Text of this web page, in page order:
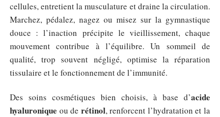
cellules, entretient la musculature et draine la circulation.
Marchez, pédalez, nagez ou misez sur la gymnastique
douce : l’inaction précipite le vieillissement, chaque
mouvement contribue à l’équilibre. Un sommeil de
qualité, trop souvent négligé, optimise la réparation
tissulaire et le fonctionnement de l’immunité.
Des soins cosmétiques bien choisis, à base d’acide
hyaluronique ou de rétinol, renforcent l’hydratation et la